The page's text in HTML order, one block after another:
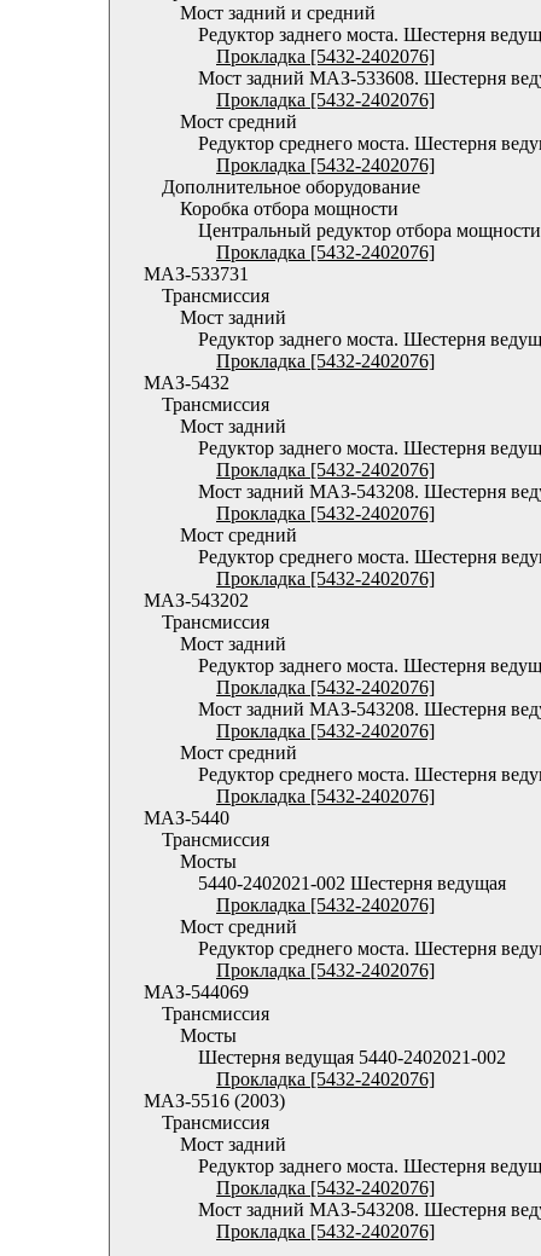
Мост задний и средний
Редуктор заднего моста. Шестерня
Прокладка [5432-2402076]
Мост задний МАЗ-533608. Шестерня
Прокладка [5432-2402076]
Мост средний
Редуктор среднего моста. Шестерня
Прокладка [5432-2402076]
Дополнительное оборудование
Коробка отбора мощности
Центральный редуктор отбора
Прокладка [5432-2402076]
МАЗ-533731
Трансмиссия
Мост задний
Редуктор заднего моста. Шестерня
Прокладка [5432-2402076]
МАЗ-5432
Трансмиссия
Мост задний
Редуктор заднего моста. Шестерня
Прокладка [5432-2402076]
Мост задний МАЗ-543208. Шестерня
Прокладка [5432-2402076]
Мост средний
Редуктор среднего моста. Шестерня
Прокладка [5432-2402076]
МАЗ-543202
Трансмиссия
Мост задний
Редуктор заднего моста. Шестерня
Прокладка [5432-2402076]
Мост задний МАЗ-543208. Шестерня
Прокладка [5432-2402076]
Мост средний
Редуктор среднего моста. Шестерня
Прокладка [5432-2402076]
МАЗ-5440
Трансмиссия
Мосты
5440-2402021-002 Шестерня ведущая
Прокладка [5432-2402076]
Мост средний
Редуктор среднего моста. Шестерня
Прокладка [5432-2402076]
МАЗ-544069
Трансмиссия
Мосты
Шестерня ведущая 5440-2402021-002
Прокладка [5432-2402076]
МАЗ-5516 (2003)
Трансмиссия
Мост задний
Редуктор заднего моста. Шестерня
Прокладка [5432-2402076]
Мост задний МАЗ-543208. Шестерня
Прокладка [5432-2402076]